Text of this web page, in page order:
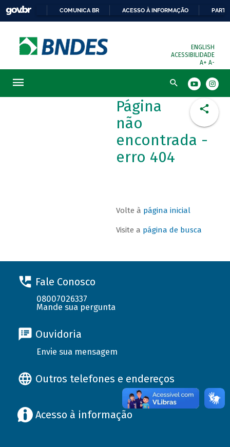
COMUNICA BR ACESSO À INFORMAÇÃO
ENGLISH
ACESSIBILIDADE
A+ A-
Busca
Página
não
encontrada -
erro 404
Volte à página inicial
Visite a página de busca
Fale Conosco
08007026337
Mande sua pergunta
Ouvidoria
Envie sua mensagem
Outros telefones e endereços
Acesso à informação